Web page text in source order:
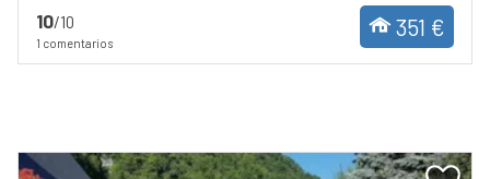
10/10
1 comentarios
351 €